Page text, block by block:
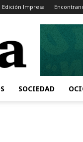
Edición Impresa
SOCIEDAD